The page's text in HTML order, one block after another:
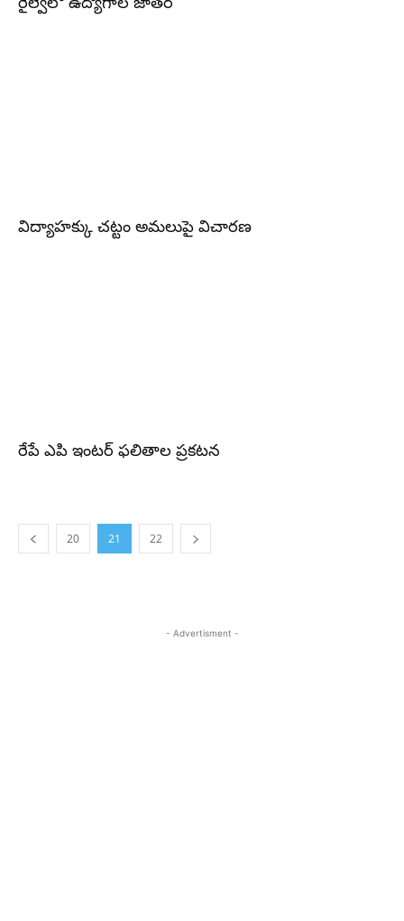
విద్యాహక్కు చట్టం అమలుపై విచారణ
రేపే ఎపి ఇంటర్‌ ఫలితాల ప్రకటన
20 21 22
- Advertisment -